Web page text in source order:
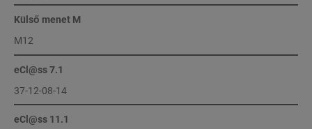
Külső menet M
M12
eCl@ss 7.1
37-12-08-14
eCl@ss 11.1